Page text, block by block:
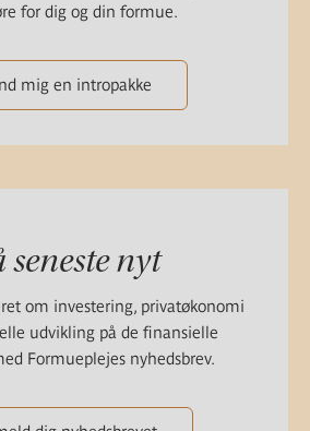
for dig og din formue.
mig en intropakke
seneste nyt
om investering, privatøkonomi
udvikling på de finansielle
Formueplejes nyhedsbrev.